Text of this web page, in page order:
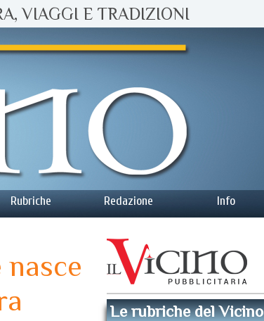
VIAGGI E TRADIZIONI
Rubriche Redazione Info
Le rubriche del Vicino